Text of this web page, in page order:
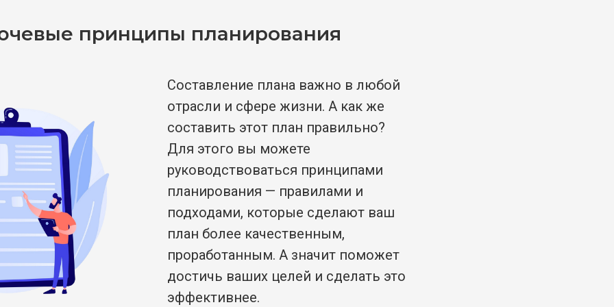
принципы планирования
Составление плана важно в любой
отрасли и сфере жизни. А как же
составить этот план правильно?
Для этого вы можете
руководствоваться принципами
планирования — правилами и
подходами, которые сделают ваш
план более качественным,
проработанным. А значит поможет
достичь ваших целей и сделать это
эффективнее.